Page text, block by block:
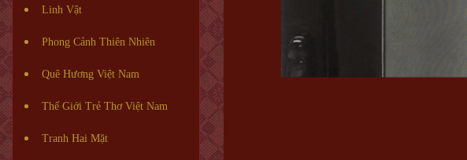
Linh Vật
Phong Cảnh Thiên Nhiên
Quê Hương Việt Nam
Thế Giới Trẻ Thơ Việt Nam
Tranh Hai Mặt